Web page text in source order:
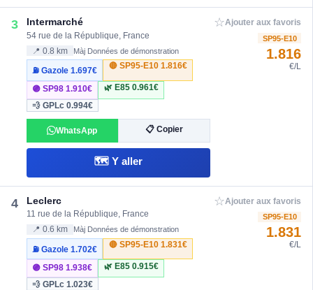
3 Intermarché
54 rue de la République, France
📍 0.8 km Màj Données de démonstration
⛽ Gazole1.697€
🔴 SP95-E10 1.816€
🟣 SP981.910€ 🌿 E85 0.961€
💨 GPLc0.994€
WhatsApp 📋 Copier
🗺️ Y aller
☆Ajouter aux favoris
SP95-E10
1.816
€/L
4 Leclerc
11 rue de la République, France
📍 0.6 km Màj Données de démonstration
⛽ Gazole1.702€
🔴 SP95-E10 1.831€
🟣 SP981.938€ 🌿 E85 0.915€
💨 GPLc1.023€
☆Ajouter aux favoris
SP95-E10
1.831
€/L